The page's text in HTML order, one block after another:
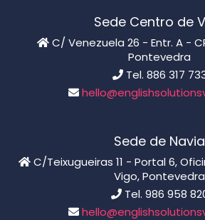
Sede Centro de
C/ Venezuela 26 - Entr. A -
Pontevedra
Tel. 886 317
Sede de Navia
C/Teixugueiras 11 - Portal 6,
Vigo, Pontevedra
Tel. 986 958